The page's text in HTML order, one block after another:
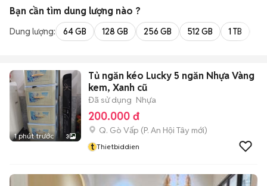
Bạn cần tìm dung lượng nào ?
Dung lượng: 64 GB 128 GB 256 GB 512 GB 1 TB
1 phút trước 3
Tủ ngăn kéo Lucky 5 ngăn Nhựa Vàng
kem, Xanh cũ
Đã sử dụng Nhựa
200.000 đ
Q. Gò Vấp (P. An Hội Tây mới)
t Thietbiddien